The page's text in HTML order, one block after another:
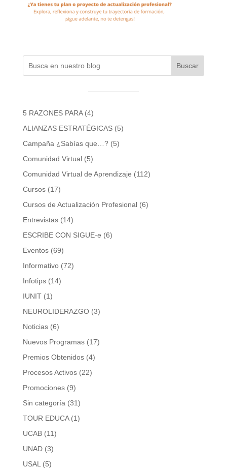
Buscar
5 RAZONES PARA(4)
ALIANZAS ESTRATÉGICAS(5)
Campaña ¿Sabías que…?(5)
Comunidad Virtual(5)
Comunidad Virtual de Aprendizaje (112)
Cursos(17)
Cursos de Actualización Profesional(6)
Entrevistas(14)
ESCRIBE CON SIGUE-e (6)
Eventos(69)
Informativo(72)
Infotips(14)
IUNIT(1)
NEUROLIDERAZGO(3)
Noticias(6)
Nuevos Programas(17)
Premios Obtenidos(4)
Procesos Activos(22)
Promociones(9)
Sin categoría (31)
TOUR EDUCA(1)
UCAB(11)
UNAD(3)
USAL (5)